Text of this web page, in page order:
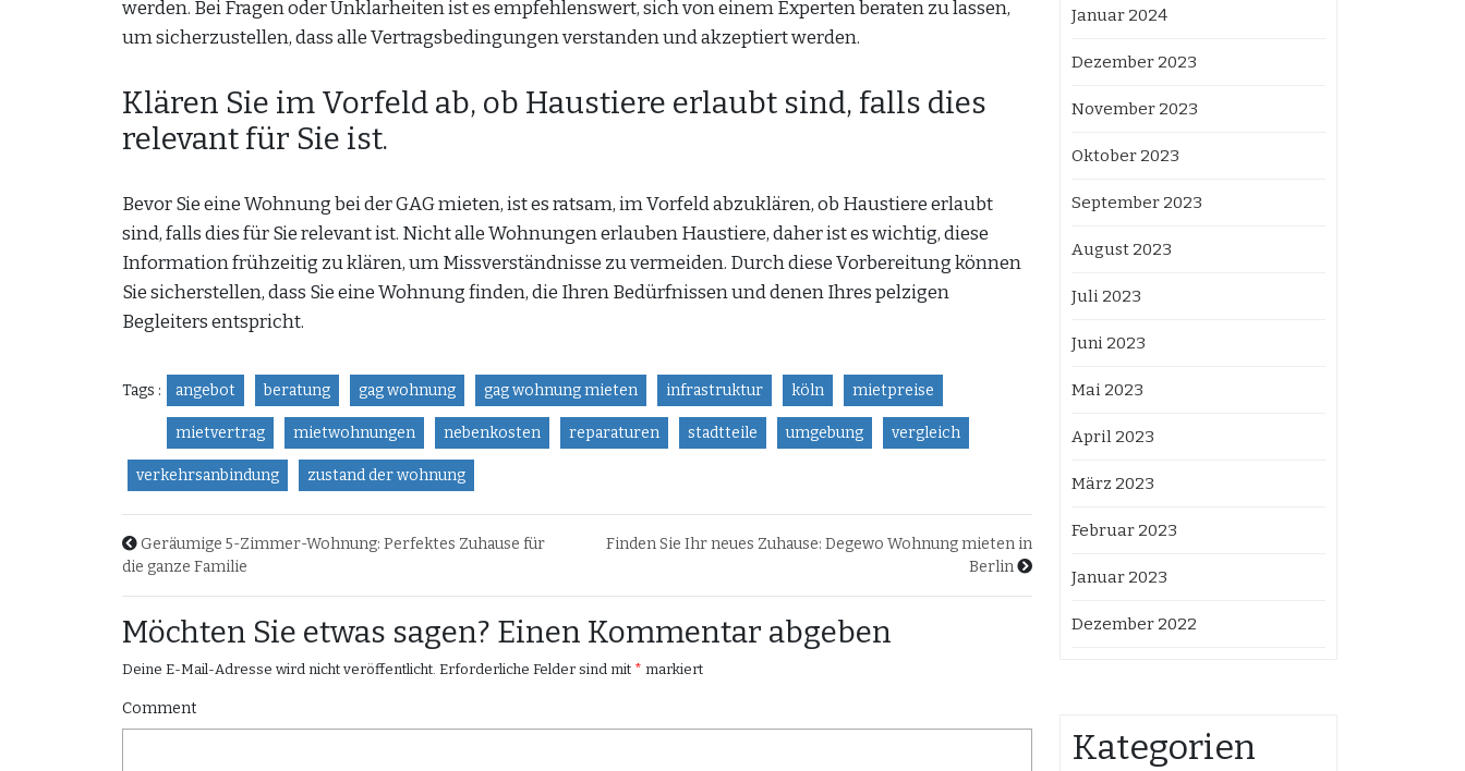
werden. Bei Fragen oder Unklarheiten ist es empfehlenswert, sich von einem Experten beraten zu lassen,
um sicherzustellen, dass alle Vertragsbedingungen verstanden und akzeptiert werden.
Klären Sie im Vorfeld ab, ob Haustiere erlaubt sind, falls dies
relevant für Sie ist.
Bevor Sie eine Wohnung bei der GAG mieten, ist es ratsam, im Vorfeld abzuklären, ob Haustiere erlaubt
sind, falls dies für Sie relevant ist. Nicht alle Wohnungen erlauben Haustiere, daher ist es wichtig, diese
Information frühzeitig zu klären, um Missverständnisse zu vermeiden. Durch diese Vorbereitung können
Sie sicherstellen, dass Sie eine Wohnung finden, die Ihren Bedürfnissen und denen Ihres pelzigen
Begleiters entspricht.
Tags : angebot beratung gag wohnung gag wohnung mieten infrastruktur köln mietpreise
mietvertrag mietwohnungen nebenkosten reparaturen stadtteile umgebung vergleich
verkehrsanbindung zustand der wohnung
Geräumige 5-Zimmer-Wohnung: Perfektes Zuhause für
die ganze Familie
Finden Sie Ihr neues Zuhause: Degewo Wohnung mieten in
Berlin
Möchten Sie etwas sagen? Einen Kommentar abgeben
Deine E-Mail-Adresse wird nicht veröffentlicht. Erforderliche Felder sind mit * markiert
Comment
Januar 2024
Dezember 2023
November 2023
Oktober 2023
September 2023
August 2023
Juli 2023
Juni 2023
Mai 2023
April 2023
März 2023
Februar 2023
Januar 2023
Dezember 2022
Kategorien